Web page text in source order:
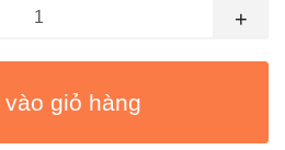
+
giỏ hàng